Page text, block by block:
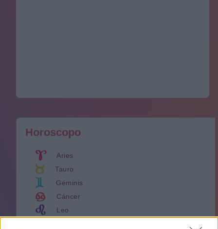
Horoscopo
Aries
Tauro
Géminis
Cáncer
Leo